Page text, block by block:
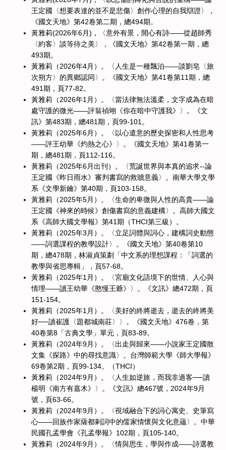
王定國〈想要表達的並不是悲傷〉創作心理的自我辯證〉，
《國文天地》第42卷第二期，總494期。
黃雅莉(2026年6月)，〈意外有景，閒心有詩——從趙師秀
〈約客〉談等待之美〉，《國文天地》第42卷第一期，總
493期。
黃雅莉（2026年4月）。〈人生是一種飄泊——談劉皂〈旅
次朔方〉的異鄉認同〉。《國文天地》第41卷第11期，總
491期，頁77-82。
黃雅莉（2026年1月）。〈當法律無法溫柔，文字成為在暗
處守護的微光——評翁禎翊《你在暗中守護我》〉。《文
訊》第483期，總481期，頁99-101。
黃雅莉（2025年6月）。〈以心遣意的歷史探密和人性思考
——評王幼華《灼熱之心》〉。《國文天地》第41卷第一
期，總481期，頁112-116。
黃雅莉（2025年6月出刊）。〈荒誕世界與本真的追求--論
王定國《昨日雨水》審判書寫的救贖意義〉。南華大學文學
系《文學新鑰》第40期，頁103-158。
黃雅莉（2025年5月）。〈生命的卑微與人性的高貴——論
王定國《神來的時候》創傷書寫的意義建構〉。高師大國文
系《高師大國文學報》第41期（THCI第三級）。
黃雅莉（2025年3月）。〈立足詞體與詞心，建構詞史動態
——詞選課程的教學設計〉。《國文天地》第40卷第10
期，總478期，林淑貞策劃「中文系的理想課程：「詞選的
教學與省思專輯」，頁57-68。
黃雅莉（2025年1月）。〈宮廟文化語境下的世情、人心與
情理——讀王幼華《憨慢王爺》〉。《文訊》總472期，頁
151-154。
黃雅莉（2025年1月）。〈美好的終將逝去，逝去的終將美
好──讀崔護〈題都城南莊〉〉。《國文天地》476卷，第
40卷第8「古典文學」單元，頁83-89。
黃雅莉（2024年9月）。〈出走與歸來——小說家王定國散
文集《探路》中的尋找意識〉。台灣師範大學《師大學報》
69卷第2期，頁99-134。（THCI）
黃雅莉（2024年9月）。〈人生如逆旅，而我非過客──讀
楊明《南方有嘉木》〉。《文訊》總467號，2024年9月
號，頁63-66。
黃雅莉（2024年9月）。〈視域融合下的詞心寓史、史筆寫
心——回族作家薩都剌詞中的儒家情懷與文化意蘊〉。中華
民國孔孟學會《孔孟學報》102期，頁105-140。
黃雅莉（2024年9月）。〈情與思生，學與作成——詩選教